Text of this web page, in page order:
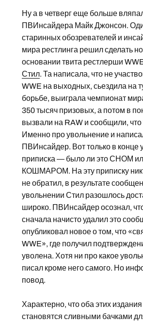
Ну а в четверг еще больше
ПВИнсайдера Майк Джонсон.
старинных обозревателей и
мира рестлинга решил сделать
основании твита рестлерши
Стил. Та написала, что не
WWE на выходных, сьездила на
борьбе, выиграла чемпионат
350 тысяч призовых, а потом в
вызвали на RAW и сообщили, что
Именно про увольнение и
ПВИнсайдер. Вот только в конце
приписка — было ли это СНОМ
КОШМАРОМ. На эту приписку
не обратил, в результате
увольнении Стил разошлось
широко. ПВИнсайдер осознал,
сначала начисто удалил это
опубликовал новое о том, что
WWE», где получил
уволена. Хотя ни про какое
писал кроме него самого. Но
повод.
Характерно, что оба этих
становятся сливными бачками